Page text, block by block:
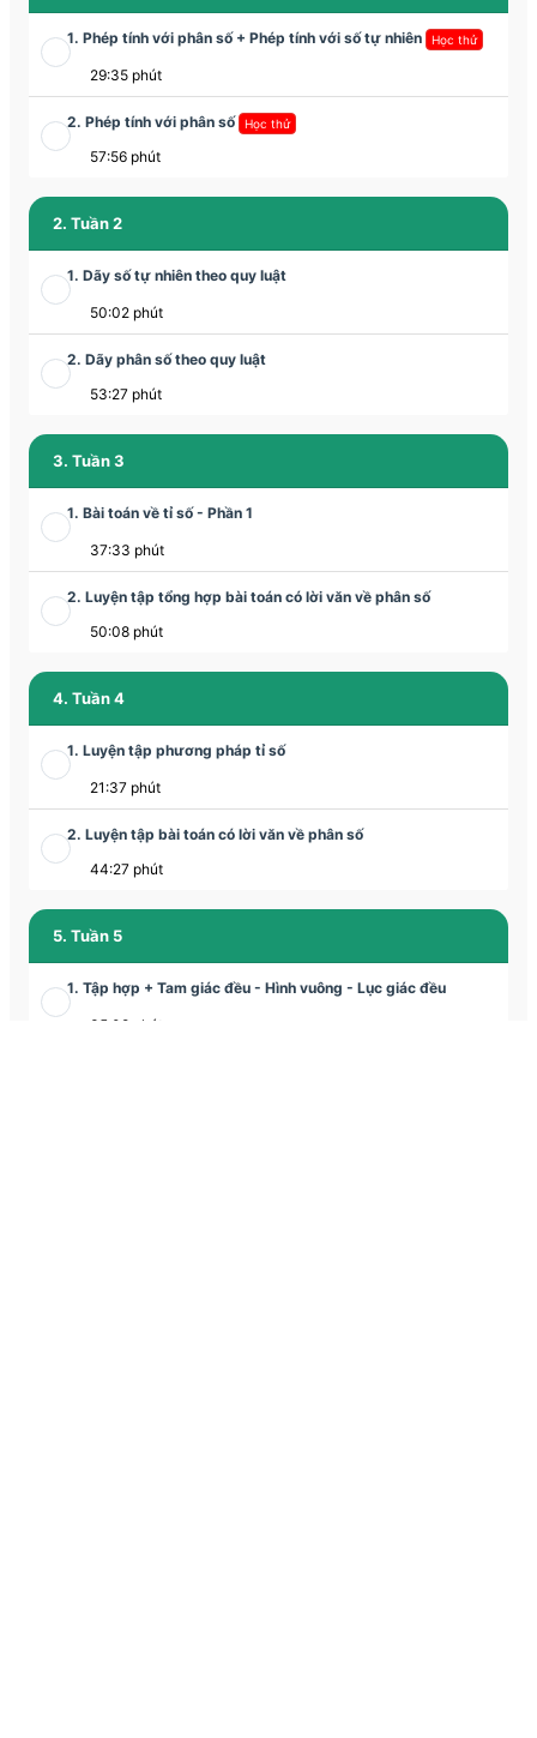
1. Phép tính với phân số + Phép tính với số tự nhiên Học thử
29:35 phút
2. Phép tính với phân số Học thử
57:56 phút
2. Tuần 2
1. Dãy số tự nhiên theo quy luật
50:02 phút
2. Dãy phân số theo quy luật
53:27 phút
3. Tuần 3
1. Bài toán về tỉ số - Phần 1
37:33 phút
2. Luyện tập tổng hợp bài toán có lời văn về phân số
50:08 phút
4. Tuần 4
1. Luyện tập phương pháp tỉ số
21:37 phút
2. Luyện tập bài toán có lời văn về phân số
44:27 phút
5. Tuần 5
1. Tập hợp + Tam giác đều - Hình vuông - Lục giác đều
35:08 phút